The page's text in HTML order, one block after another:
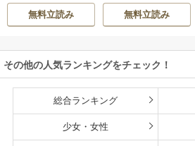
無料立読み
無料立読み
その他の人気ランキングをチェック！
総合ランキング
少女・女性